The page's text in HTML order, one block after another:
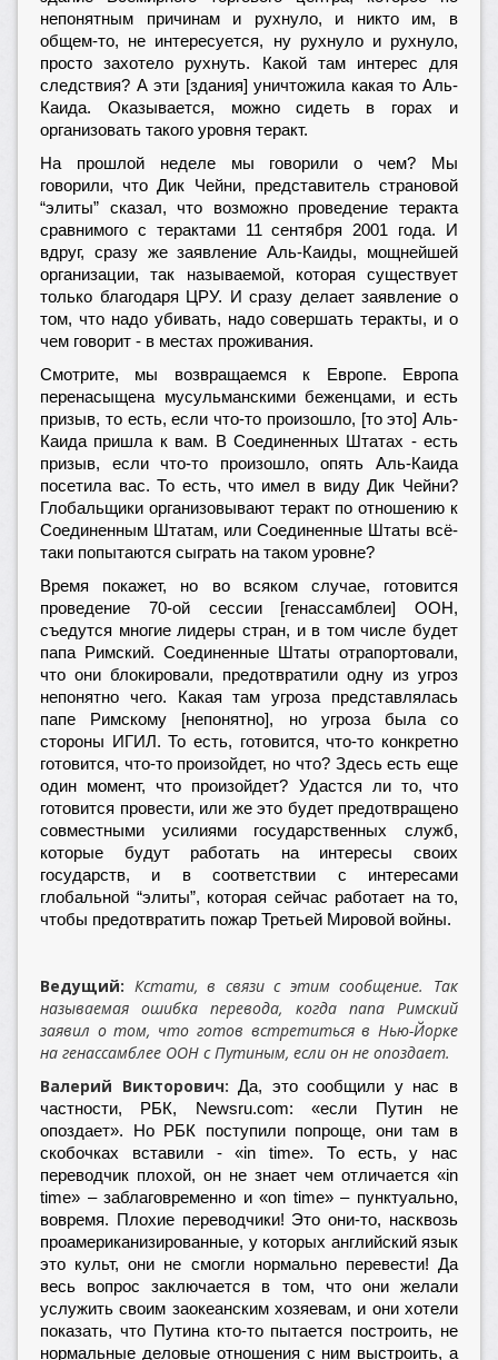
непонятным причинам и рухнуло, и никто им, в
общем-то, не интересуется, ну рухнуло и рухнуло,
просто захотело рухнуть. Какой там интерес для
следствия? А эти [здания] уничтожила какая то Аль-
Каида. Оказывается, можно сидеть в горах и
организовать такого уровня теракт.
На прошлой неделе мы говорили о чем? Мы
говорили, что Дик Чейни, представитель страновой
“элиты” сказал, что возможно проведение теракта
сравнимого с терактами 11 сентября 2001 года. И
вдруг, сразу же заявление Аль-Каиды, мощнейшей
организации, так называемой, которая существует
только благодаря ЦРУ. И сразу делает заявление о
том, что надо убивать, надо совершать теракты, и о
чем говорит - в местах проживания.
Смотрите, мы возвращаемся к Европе. Европа
перенасыщена мусульманскими беженцами, и есть
призыв, то есть, если что-то произошло, [то это] Аль-
Каида пришла к вам. В Соединенных Штатах - есть
призыв, если что-то произошло, опять Аль-Каида
посетила вас. То есть, что имел в виду Дик Чейни?
Глобальщики организовывают теракт по отношению к
Соединенным Штатам, или Соединенные Штаты всё-
таки попытаются сыграть на таком уровне?
Время покажет, но во всяком случае, готовится
проведение 70-ой сессии [генассамблеи] ООН,
съедутся многие лидеры стран, и в том числе будет
папа Римский. Соединенные Штаты отрапортовали,
что они блокировали, предотвратили одну из угроз
непонятно чего. Какая там угроза представлялась
папе Римскому [непонятно], но угроза была со
стороны ИГИЛ. То есть, готовится, что-то конкретно
готовится, что-то произойдет, но что? Здесь есть еще
один момент, что произойдет? Удастся ли то, что
готовится провести, или же это будет предотвращено
совместными усилиями государственных служб,
которые будут работать на интересы своих
государств, и в соответствии с интересами
глобальной “элиты”, которая сейчас работает на то,
чтобы предотвратить пожар Третьей Мировой войны.
Ведущий: Кстати, в связи с этим сообщение. Так
называемая ошибка перевода, когда папа Римский
заявил о том, что готов встретиться в Нью-Йорке
на генассамблее ООН с Путиным, если он не опоздает.
Валерий Викторович:Да, это сообщили у нас в
частности, РБК, Newsru.com: «если Путин не
опоздает». Но РБК поступили попроще, они там в
скобочках вставили - «in time». То есть, у нас
переводчик плохой, он не знает чем отличается «in
time» – заблаговременно и «on time» – пунктуально,
вовремя. Плохие переводчики! Это они-то, насквозь
проамериканизированные, у которых английский язык
это культ, они не смогли нормально перевести! Да
весь вопрос заключается в том, что они желали
услужить своим заокеанским хозяевам, и они хотели
показать, что Путина кто-то пытается построить, не
нормальные деловые отношения с ним выстроить, а